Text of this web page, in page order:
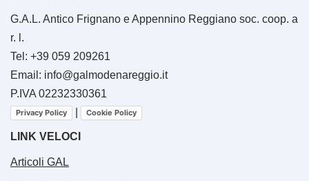
G.A.L. Antico Frignano e Appennino Reggiano soc. coop. a
r. l.
Tel: +39 059 209261
Email: info@galmodenareggio.it
P.IVA 02232330361
Privacy Policy Cookie Policy
LINK VELOCI
Articoli GAL